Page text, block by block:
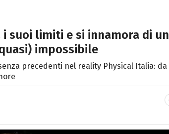
suoi limiti e si innamora di un
impossibile
precedenti nel reality Physical Italia: da
cinema e TV, dopo la laurea in Lettere